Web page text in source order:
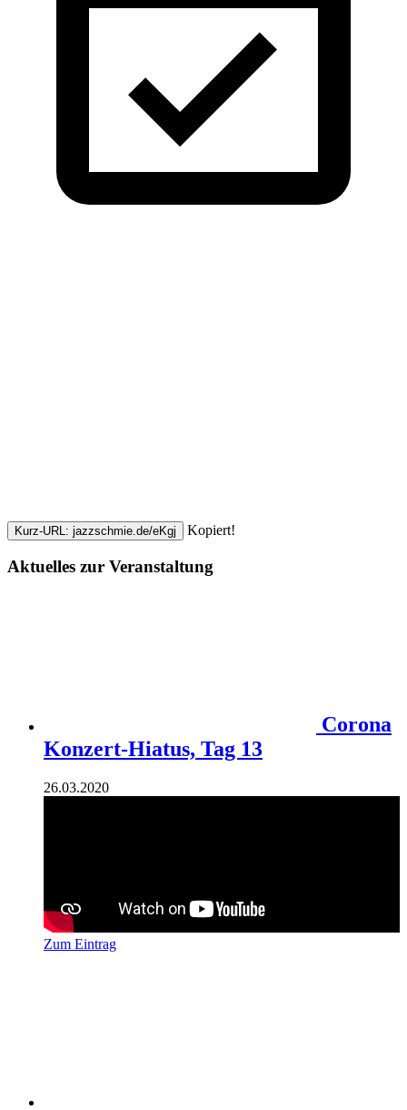
Kurz-URL: jazzschmie.de/eKgj Kopiert!
Aktuelles zur Veranstaltung
Corona
Konzert-Hiatus, Tag 13
26.03.2020
Zum Eintrag